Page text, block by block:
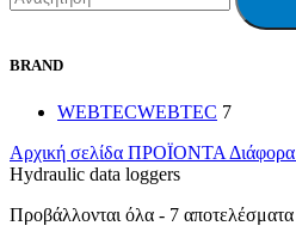
BRAND
WEBTECWEBTEC 7
Αρχική σελίδα ΠΡΟΪΟΝΤΑ Διάφορα
Hydraulic data loggers
Προβάλλονται όλα - 7 αποτελέσματα